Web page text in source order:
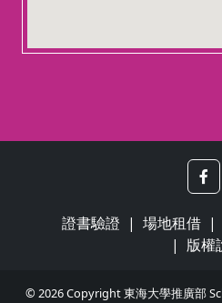
證書驗證 場地租借
版權
© 2026 Copyright 東海大學推廣部